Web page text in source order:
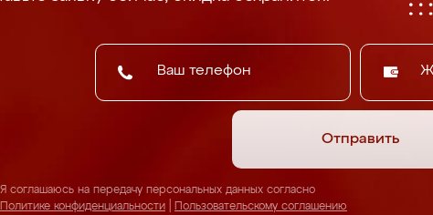
Отправить
Я соглашаюсь на передачу персональных данных согласно
Политике конфиденциальности
Пользовательскому соглашению